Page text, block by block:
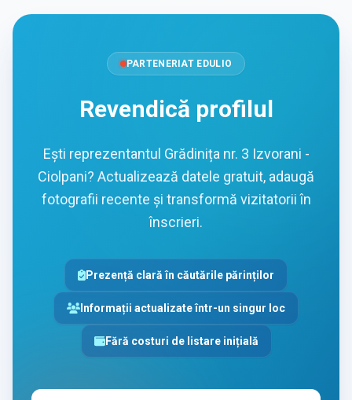
PARTENERIAT EDULIO
Revendică profilul
Ești reprezentantul Grădinița nr. 3 Izvorani -
Ciolpani? Actualizează datele gratuit, adaugă
fotografii recente și transformă vizitatorii în
înscrieri.
Prezență clară în căutările părinților
Informații actualizate într-un singur loc
Fără costuri de listare inițială